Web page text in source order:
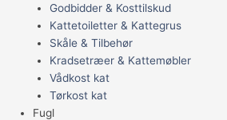
Godbidder & Kosttilskud
Kattetoiletter & Kattegrus
Skåle & Tilbehør
Kradsetræer & Kattemøbler
Vådkost kat
Tørkost kat
Fugl